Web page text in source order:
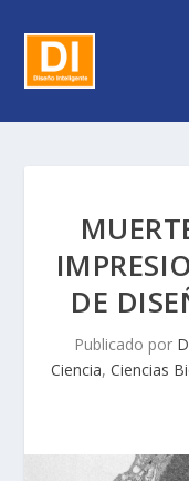
DE
Publicado por
Ciencia, Ciencias